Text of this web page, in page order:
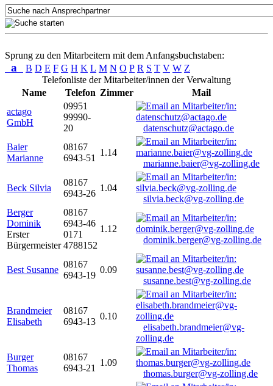
Sprung zu den Mitarbeitern mit dem Anfangsbuchstaben:
a B D E F G H K L M N O P R S T V W Z
Telefonliste der Mitarbeiter/innen der Verwaltung
Name
Telefon Zimmer
Mail
actago
GmbH
09951
99990-
20
datenschutz@actago.de
Baier
Marianne
08167
6943-51
1.14
marianne.baier@vg-zolling.de
Beck Silvia
08167
6943-26
1.04
silvia.beck@vg-zolling.de
Berger
Dominik
Erster
Bürgermeister
08167
6943-46
0171
4788152
1.12
dominik.berger@vg-zolling.de
Best Susanne
08167
6943-19
0.09
susanne.best@vg-zolling.de
Brandmeier
Elisabeth
08167
6943-13
0.10
elisabeth.brandmeier@vg-
zolling.de
Burger
Thomas
08167
6943-21
1.09
thomas.burger@vg-zolling.de